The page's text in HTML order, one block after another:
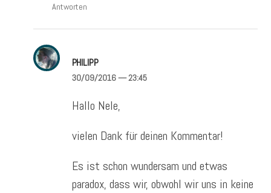
Antworten
PHILIPP
30/09/2016— 23:45
Hallo Nele,
vielen Dank für deinen Kommentar!
Es ist schon wundersam und etwas
paradox, dass wir, obwohl wir uns in keine